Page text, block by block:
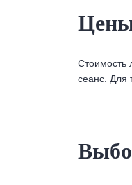
Стоимость
сеанс. Для